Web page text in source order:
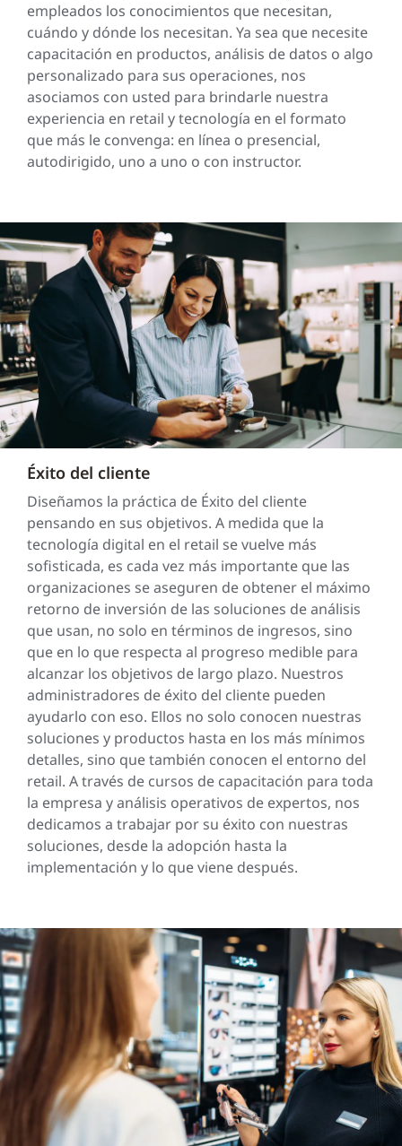
empleados los conocimientos que necesitan,
cuándo y dónde los necesitan. Ya sea que necesite
capacitación en productos, análisis de datos o algo
personalizado para sus operaciones, nos
asociamos con usted para brindarle nuestra
experiencia en retail y tecnología en el formato
que más le convenga: en línea o presencial,
autodirigido, uno a uno o con instructor.
Éxito del cliente
Diseñamos la práctica de Éxito del cliente
pensando en sus objetivos. A medida que la
tecnología digital en el retail se vuelve más
sofisticada, es cada vez más importante que las
organizaciones se aseguren de obtener el máximo
retorno de inversión de las soluciones de análisis
que usan, no solo en términos de ingresos, sino
que en lo que respecta al progreso medible para
alcanzar los objetivos de largo plazo. Nuestros
administradores de éxito del cliente pueden
ayudarlo con eso. Ellos no solo conocen nuestras
soluciones y productos hasta en los más mínimos
detalles, sino que también conocen el entorno del
retail. A través de cursos de capacitación para toda
la empresa y análisis operativos de expertos, nos
dedicamos a trabajar por su éxito con nuestras
soluciones, desde la adopción hasta la
implementación y lo que viene después.